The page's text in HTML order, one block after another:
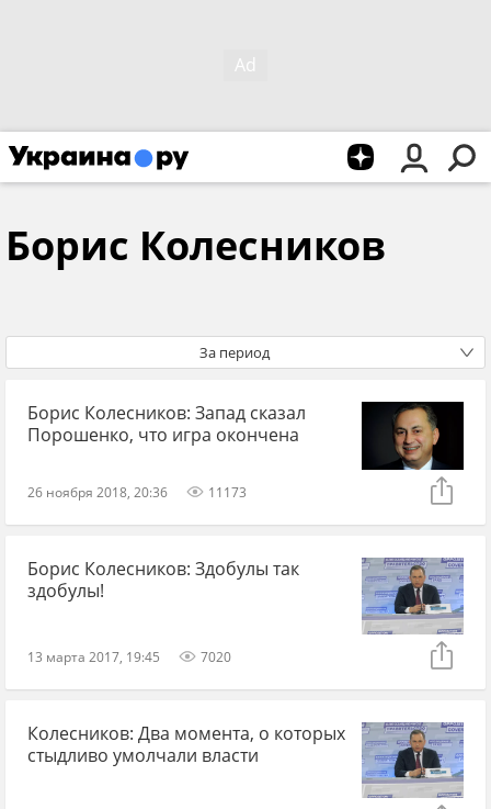
Борис Колесников
За период
Борис Колесников: Запад сказал
Порошенко, что игра окончена
26 ноября 2018, 20:36 11173
Борис Колесников: Здобулы так
здобулы!
13 марта 2017, 19:45 7020
Колесников: Два момента, о которых
стыдливо умолчали власти